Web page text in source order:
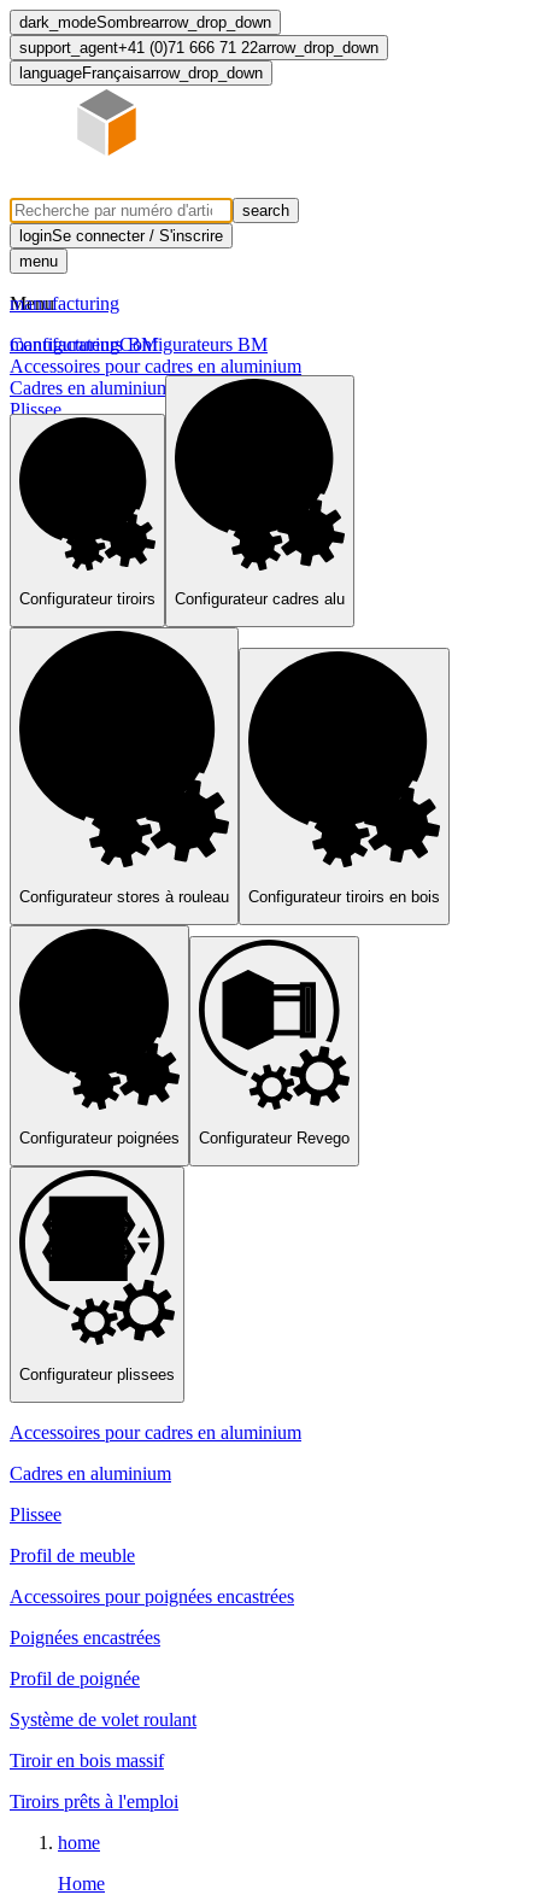
dark_modeSombrearrow_drop_down
support_agent+41 (0)71 666 71 22arrow_drop_down
languageFrançaisarrow_drop_down
search
loginSe connecter / S'inscrire
menu
Menu
manufacturingConfigurateurs BM
Accessoires pour cadres en aluminium
Cadres en aluminium
Plissee
chevron_right
Profil de meuble
Profil de poignée
Système de volet roulant
Tiroir en bois massif
Tiroirs prêts à l'emploi
computer light_mode
dark_mode
language Français
arrow_drop_down
manufacturing
Configurateurs BM
Configurateur tiroirs Configurateur cadres alu
Configurateur stores à rouleau Configurateur tiroirs en bois
Configurateur poignées Configurateur Revego
Configurateur plissees
Accessoires pour cadres en aluminium
Cadres en aluminium
Plissee
Profil de meuble
Accessoires pour poignées encastrées
Poignées encastrées
Profil de poignée
Système de volet roulant
Tiroir en bois massif
Tiroirs prêts à l'emploi
home
Home